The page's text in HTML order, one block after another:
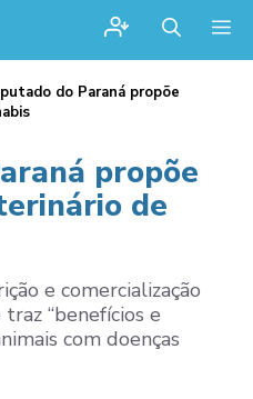
do Paraná propõe
propõe
de
e comercialização
“benefícios e
com doenças